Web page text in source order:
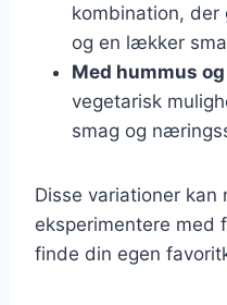
kombination, der
og en lækker
Med hummus
vegetarisk
smag og
Disse variationer kan
eksperimentere med
finde din egen